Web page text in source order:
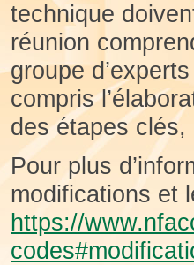
technique
réunion
groupe
compris
des étapes
Pour plus
modifications et
https://